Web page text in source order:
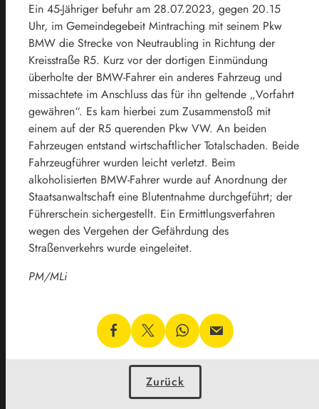
Ein 45-Jähriger befuhr am 28.07.2023, gegen 20.15
Uhr, im Gemeindegebeit Mintraching mit seinem Pkw
BMW die Strecke von Neutraubling in Richtung der
Kreisstraße R5. Kurz vor der dortigen Einmündung
überholte der BMW-Fahrer ein anderes Fahrzeug und
missachtete im Anschluss das für ihn geltende „Vorfahrt
gewähren“. Es kam hierbei zum Zusammenstoß mit
einem auf der R5 querenden Pkw VW. An beiden
Fahrzeugen entstand wirtschaftlicher Totalschaden. Beide
Fahrzeugführer wurden leicht verletzt. Beim
alkoholisierten BMW-Fahrer wurde auf Anordnung der
Staatsanwaltschaft eine Blutentnahme durchgeführt; der
Führerschein sichergestellt. Ein Ermittlungsverfahren
wegen des Vergehen der Gefährdung des
Straßenverkehrs wurde eingeleitet.
PM/MLi
Zurück